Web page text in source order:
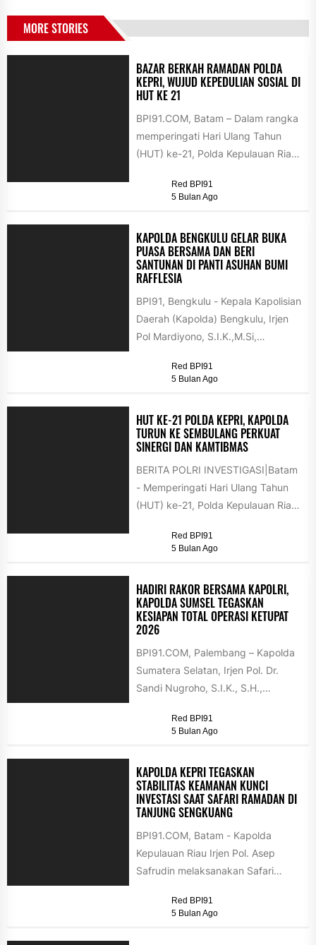
MORE STORIES
BAZAR BERKAH RAMADAN POLDA
KEPRI, WUJUD KEPEDULIAN SOSIAL DI
HUT KE 21
BPI91.COM, Batam – Dalam rangka
memperingati Hari Ulang Tahun
(HUT) ke-21, Polda Kepulauan Riau
Ramadan 1447...
Red BPI91
5 Bulan Ago
KAPOLDA BENGKULU GELAR BUKA
PUASA BERSAMA DAN BERI
SANTUNAN DI PANTI ASUHAN BUMI
RAFFLESIA
BPI91, Bengkulu - Kepala Kapolisian
Daerah (Kapolda) Bengkulu, Irjen
Pol Mardiyono, S.I.K.,M.Si,
bersama anak yatim dan dhuafa...
Red BPI91
5 Bulan Ago
HUT KE-21 POLDA KEPRI, KAPOLDA
TURUN KE SEMBULANG PERKUAT
SINERGI DAN KAMTIBMAS
BERITA POLRI INVESTIGASI|Batam
- Memperingati Hari Ulang Tahun
(HUT) ke-21, Polda Kepulauan Riau
dan Safari Ramadan...
Red BPI91
5 Bulan Ago
HADIRI RAKOR BERSAMA KAPOLRI,
KAPOLDA SUMSEL TEGASKAN
KESIAPAN TOTAL OPERASI KETUPAT
2026
BPI91.COM, Palembang – Kapolda
Sumatera Selatan, Irjen Pol. Dr.
Sandi Nugroho, S.I.K., S.H.,
Rapat Koordinasi Lintas Sektoral...
Red BPI91
5 Bulan Ago
KAPOLDA KEPRI TEGASKAN
STABILITAS KEAMANAN KUNCI
INVESTASI SAAT SAFARI RAMADAN DI
TANJUNG SENGKUANG
BPI91.COM, Batam - Kapolda
Kepulauan Riau Irjen Pol. Asep
Safrudin melaksanakan Safari
Darul Ihsan, Tanjung...
Red BPI91
5 Bulan Ago